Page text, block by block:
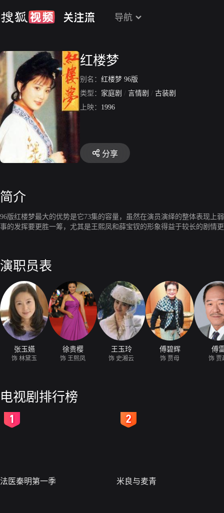
导航
红楼梦
别名： 红楼梦 96版
类型： 家庭剧 / 言情剧 / 古装剧
上映： 1996
分享
简介
96版红楼梦最大的优势是它73集的容量，虽然在演员演绎的整体表现上
事的发挥要更胜一筹，尤其是王熙凤和薛宝钗的形象得益于较长的剧情
演职员表
张玉嬿
饰 林黛玉
徐贵樱
饰 王熙凤
王玉玲
饰 史湘云
傅碧辉
饰 贾母
傅
饰 贾
电视剧排行榜
法医秦明第一季 米良与麦青